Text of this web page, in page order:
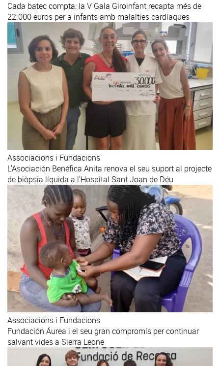
Cada batec compta: la V Gala Giroinfant recapta més de
22.000 euros per a infants amb malalties cardíaques
Associacions i Fundacions
L'Asociación Benéfica Anita renova el seu suport al projecte
de biòpsia líquida a l'Hospital Sant Joan de Déu
Associacions i Fundacions
Fundación Áurea i el seu gran compromís per continuar
salvant vides a Sierra Leone